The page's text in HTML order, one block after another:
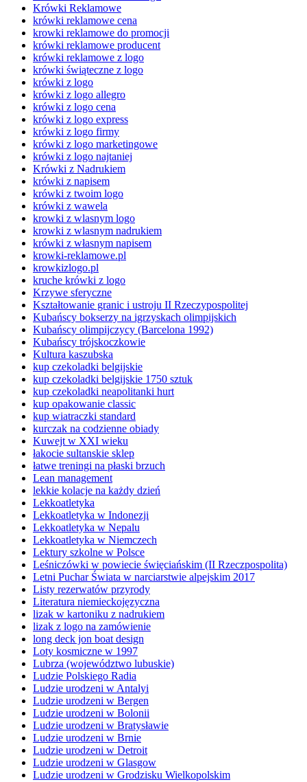
Krówki Reklamowe
krówki reklamowe cena
krowki reklamowe do promocji
krówki reklamowe producent
krówki reklamowe z logo
krówki świąteczne z logo
krówki z logo
krówki z logo allegro
krówki z logo cena
krówki z logo express
krówki z logo firmy
krówki z logo marketingowe
krówki z logo najtaniej
Krówki z Nadrukiem
krówki z napisem
krówki z twoim logo
krówki z wawela
krowki z wlasnym logo
krowki z wlasnym nadrukiem
krówki z własnym napisem
krowki-reklamowe.pl
krowkizlogo.pl
kruche krówki z logo
Krzywe sferyczne
Kształtowanie granic i ustroju II Rzeczypospolitej
Kubańscy bokserzy na igrzyskach olimpijskich
Kubańscy olimpijczycy (Barcelona 1992)
Kubańscy trójskoczkowie
Kultura kaszubska
kup czekoladki belgijskie
kup czekoladki belgijskie 1750 sztuk
kup czekoladki neapolitanki hurt
kup opakowanie classic
kup wiatraczki standard
kurczak na codzienne obiady
Kuwejt w XXI wieku
łakocie sultanskie sklep
łatwe treningi na płaski brzuch
Lean management
lekkie kolacje na każdy dzień
Lekkoatletyka
Lekkoatletyka w Indonezji
Lekkoatletyka w Nepalu
Lekkoatletyka w Niemczech
Lektury szkolne w Polsce
Leśniczówki w powiecie święciańskim (II Rzeczpospolita)
Letni Puchar Świata w narciarstwie alpejskim 2017
Listy rezerwatów przyrody
Literatura niemieckojęzyczna
lizak w kartoniku z nadrukiem
lizak z logo na zamówienie
long deck jon boat design
Loty kosmiczne w 1997
Lubrza (województwo lubuskie)
Ludzie Polskiego Radia
Ludzie urodzeni w Antalyi
Ludzie urodzeni w Bergen
Ludzie urodzeni w Bolonii
Ludzie urodzeni w Bratysławie
Ludzie urodzeni w Brnie
Ludzie urodzeni w Detroit
Ludzie urodzeni w Glasgow
Ludzie urodzeni w Grodzisku Wielkopolskim